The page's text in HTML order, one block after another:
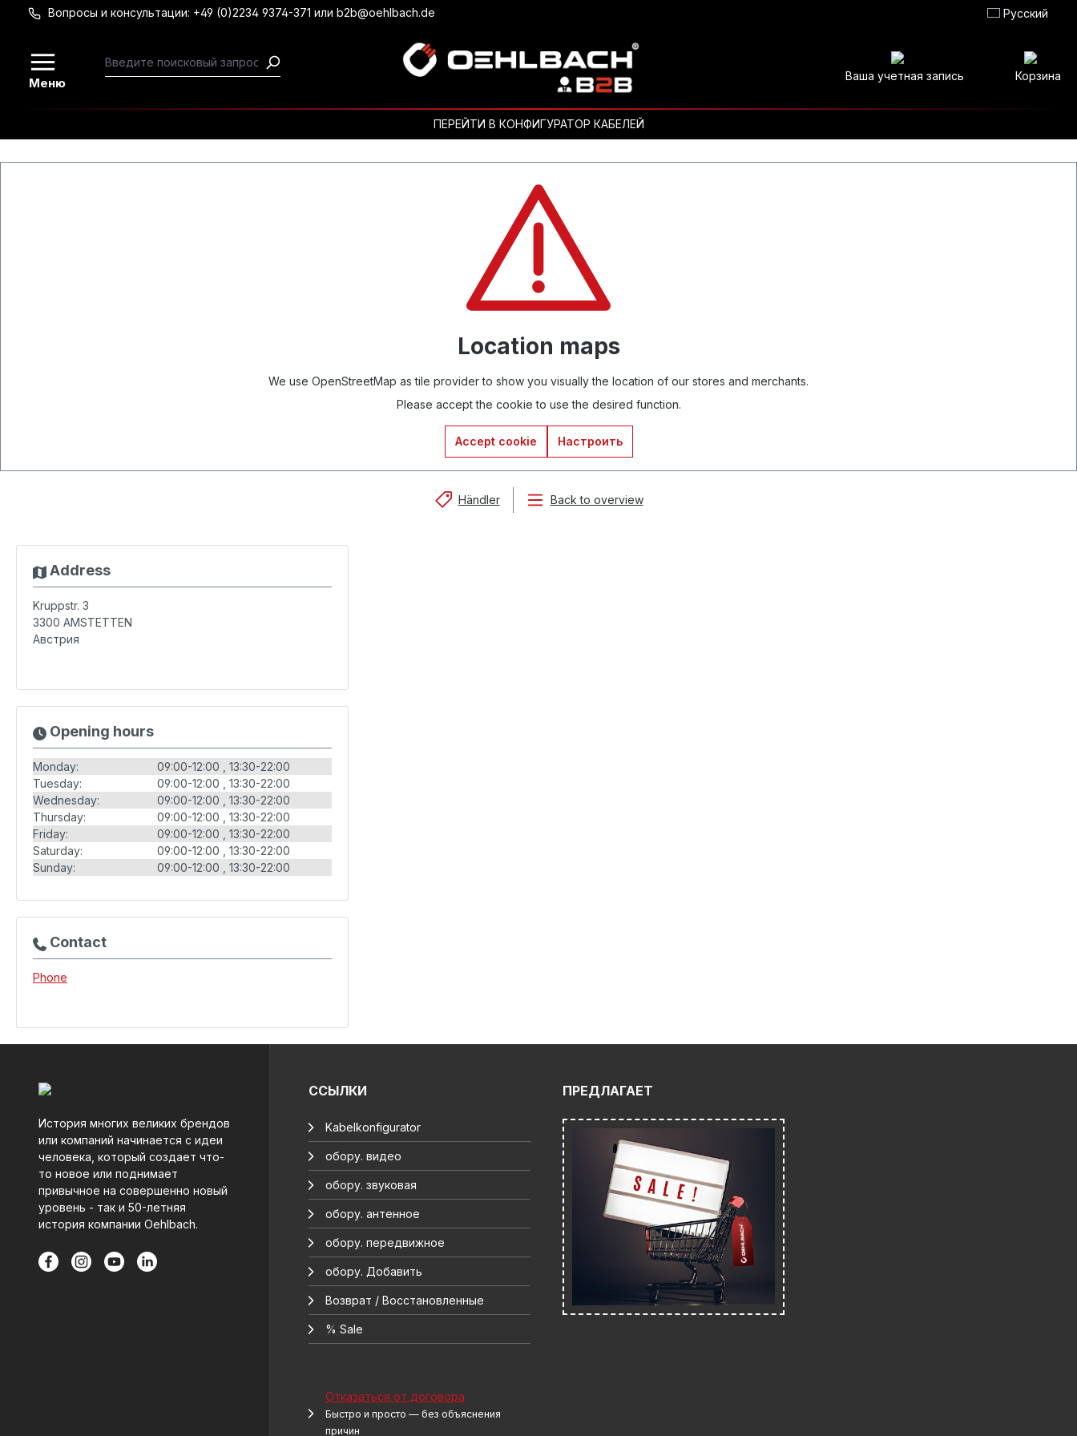
Перейти к основному содержанию
Вопросы и консультации: +49 (0)2234 9374-371 или b2b@oehlbach.de Русский
Меню Ваша учетная запись Корзина
ПЕРЕЙТИ В КОНФИГУРАТОР КАБЕЛЕЙ
Location maps
We use OpenStreetMap as tile provider to show you visually the location of our stores and merchants.
Please accept the cookie to use the desired function.
Accept cookie Настроить
Händler Back to overview
Address
Kruppstr. 3
3300 AMSTETTEN
Австрия
Opening hours
Monday: 09:00-12:00
13:30-22:00
Tuesday:
09:00-12:00
13:30-22:00
Wednesday:
09:00-12:00
13:30-22:00
Thursday:
09:00-12:00
13:30-22:00
Friday:
09:00-12:00
13:30-22:00
Saturday:
09:00-12:00
13:30-22:00
Sunday:
09:00-12:00 13:30-22:00
Contact
Phone
История многих великих брендов
или компаний начинается с идеи
человека, который создает что-
то новое или поднимает
привычное на совершенно новый
уровень - так и 50-летняя
история компании Oehlbach.
ССЫЛКИ
Kabelkonfigurator
обору. видео
обору. звуковая
обору. антенное
обору. передвижное
обору. Добавить
Возврат / Восстановленные
% Sale
Отказаться от договора
Быстро и просто — без объяснения
причин
ПРЕДЛАГАЕТ